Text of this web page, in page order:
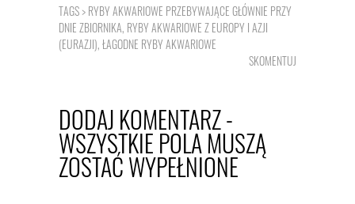
TAGS >RYBY AKWARIOWE PRZEBYWAJĄCE GŁÓWNIE PRZY
DNIE ZBIORNIKA, RYBY AKWARIOWE Z EUROPY I AZJI
(EURAZJI),ŁAGODNE RYBY AKWARIOWE
SKOMENTUJ
DODAJ KOMENTARZ -
WSZYSTKIE POLA MUSZĄ
ZOSTAĆ WYPEŁNIONE